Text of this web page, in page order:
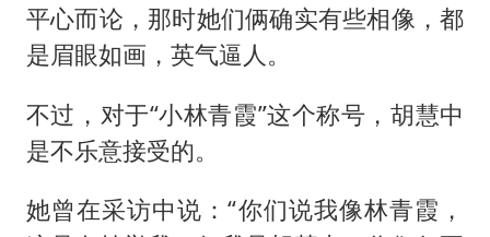
平心而论，那时她们俩确实有些相像，都
是眉眼如画，英气逼人。
不过，对于“小林青霞”这个称号，胡慧中
是不乐意接受的。
她曾在采访中说：“你们说我像林青霞，